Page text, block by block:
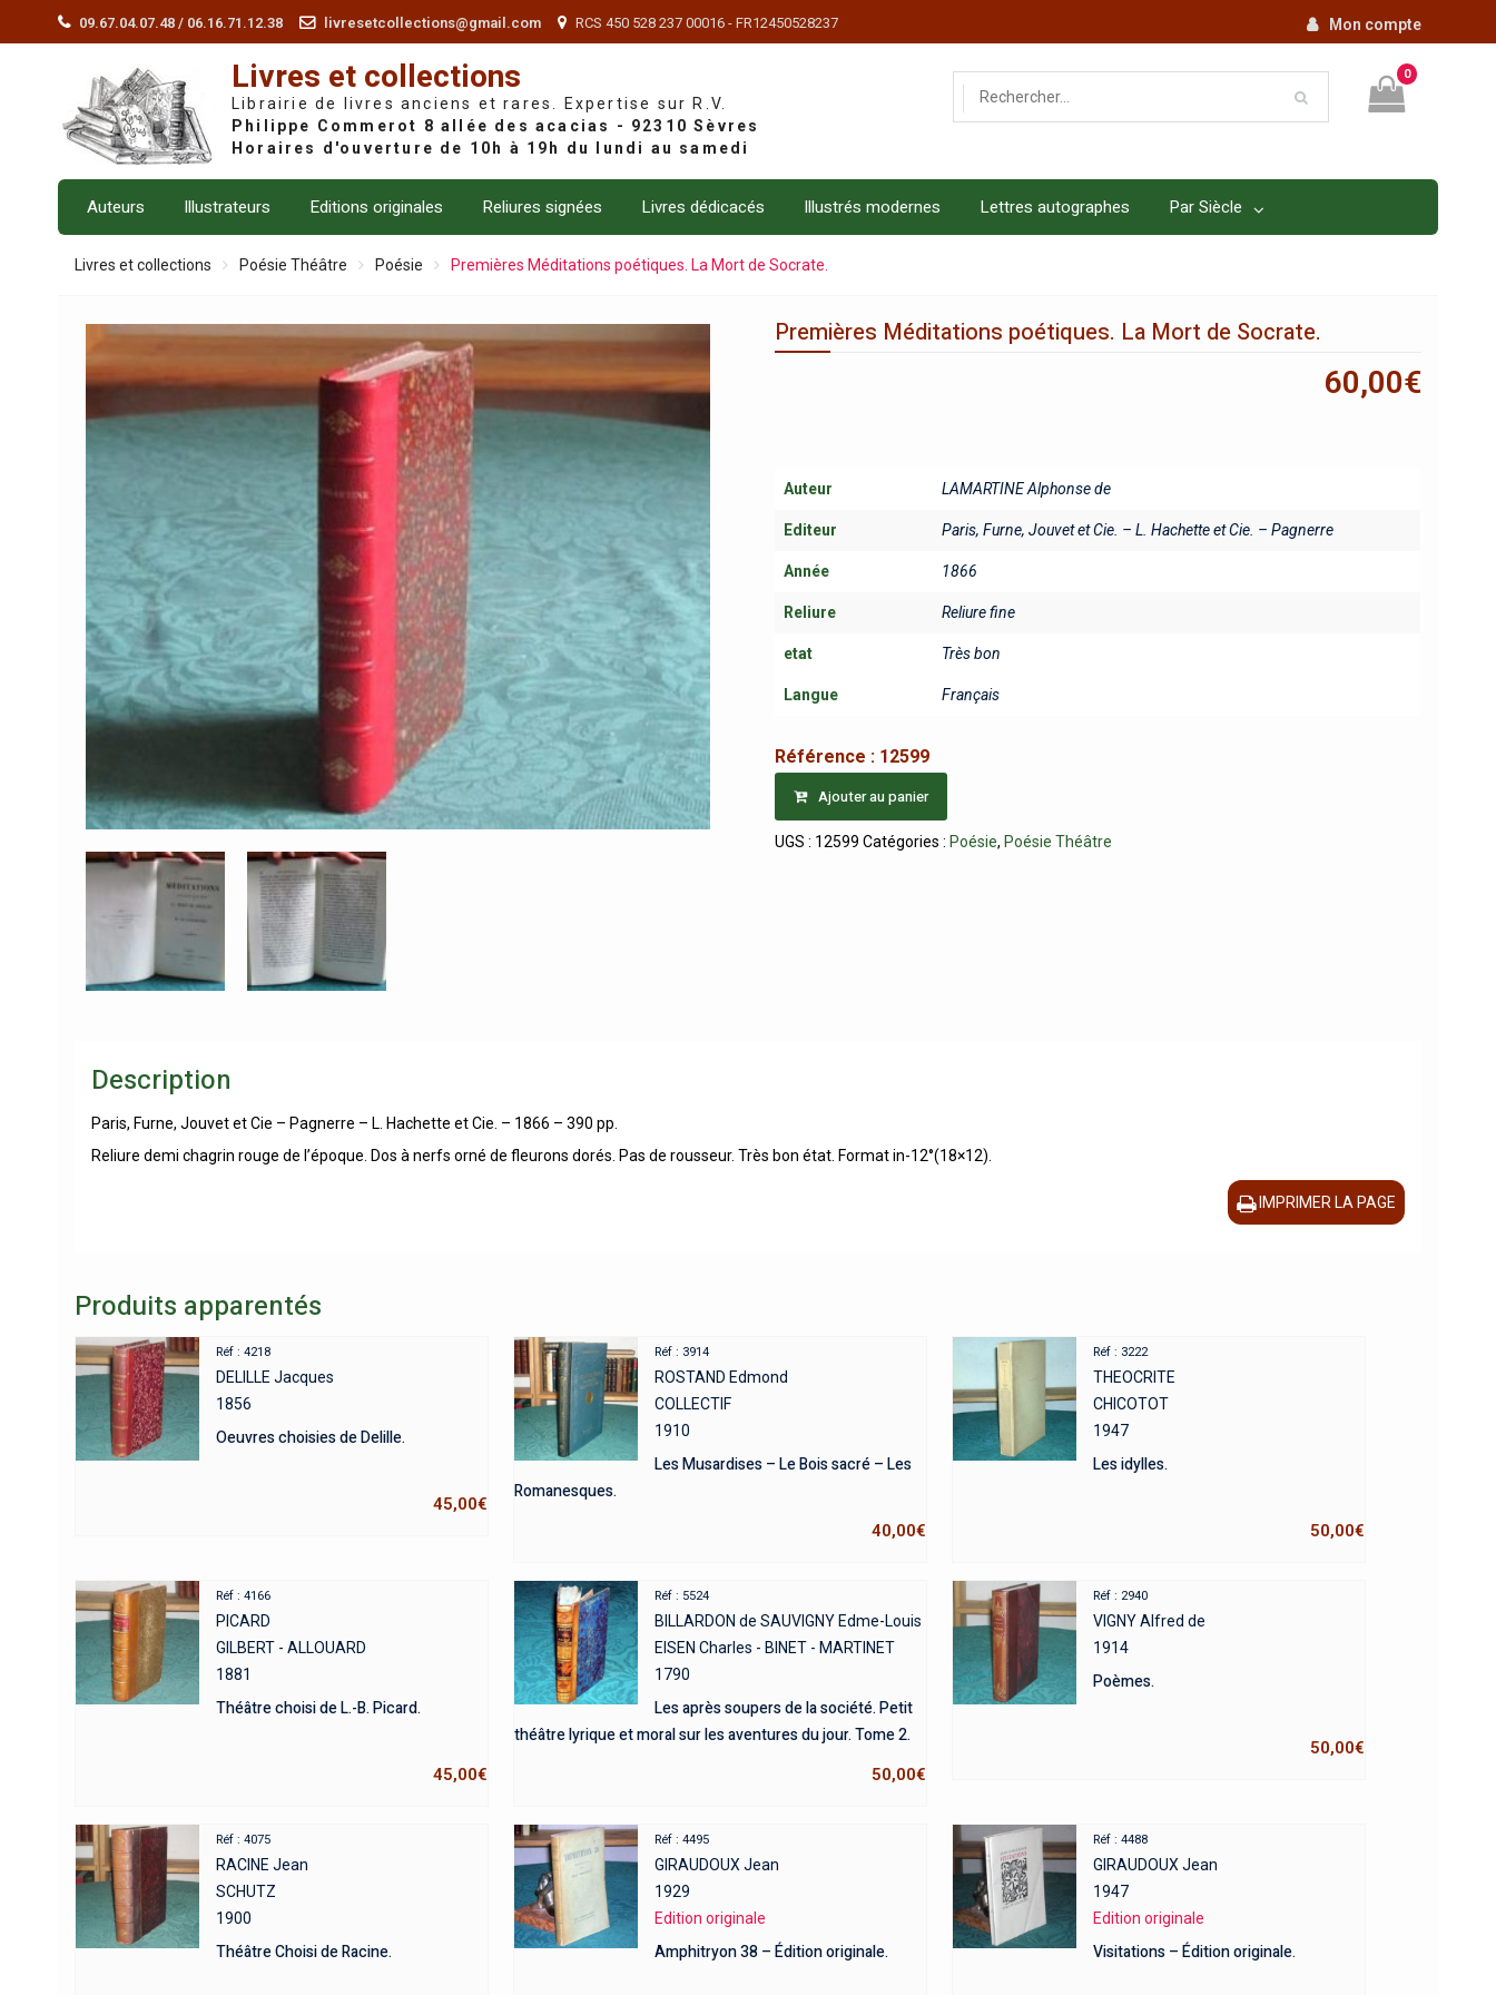
09.67.04.07.48 / 06.16.71.12.38 livresetcollections@gmail.com RCS 450 528 237 00016 - FR12450528237 Mon compte
Livres et collections
Librairie de livres anciens et rares. Expertise sur R.V.
0
Auteurs Illustrateurs Editions originales Reliures signées Livres dédicacés Illustrés modernes Lettres autographes Par Siècle
Livres et collections Poésie Théâtre Poésie Premières Méditations poétiques. La Mort de Socrate.
Premières Méditations poétiques. La Mort de Socrate.
60,00€
Auteur LAMARTINE Alphonse de
Editeur Paris, Furne, Jouvet et Cie. – L. Hachette et Cie. – Pagnerre
Année 1866
Reliure Reliure fine
etat Très bon
Langue Français
Référence : 12599
Ajouter au panier
UGS : 12599 Catégories : Poésie, Poésie Théâtre
Description
Paris, Furne, Jouvet et Cie – Pagnerre – L. Hachette et Cie. – 1866 – 390 pp.
Reliure demi chagrin rouge de l’époque. Dos à nerfs orné de fleurons dorés. Pas de rousseur. Très bon état. Format in-12°(18×12).
IMPRIMER LA PAGE
Produits apparentés
Réf : 4218
DELILLE Jacques
1856
Oeuvres choisies de Delille.
45,00€
Réf : 3914
ROSTAND Edmond
COLLECTIF
1910
Les Musardises – Le Bois sacré – Les
Romanesques.
40,00€
Réf : 3222
THEOCRITE
CHICOTOT
1947
Les idylles.
50,00€
Réf : 4166
PICARD
GILBERT - ALLOUARD
1881
Théâtre choisi de L.-B. Picard.
45,00€
Réf : 5524
BILLARDON de SAUVIGNY Edme-Louis
EISEN Charles - BINET - MARTINET
1790
Les après soupers de la société. Petit
théâtre lyrique et moral sur les aventures du jour. Tome 2.
50,00€
Réf : 2940
VIGNY Alfred de
1914
Poèmes.
50,00€
Réf : 4075
RACINE Jean
SCHUTZ
1900
Théâtre Choisi de Racine.
Réf : 4495
GIRAUDOUX Jean
1929
Edition originale
Amphitryon 38 – Édition originale.
Réf : 4488
GIRAUDOUX Jean
1947
Edition originale
Visitations – Édition originale.